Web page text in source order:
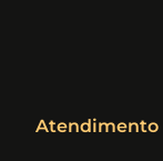
Atendimento